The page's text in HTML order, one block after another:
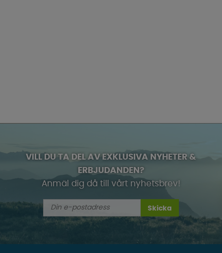
VILL DU TA DEL AV EXKLUSIVA NYHETER &
ERBJUDANDEN?
Anmäl dig då till vårt nyhetsbrev!
Skicka